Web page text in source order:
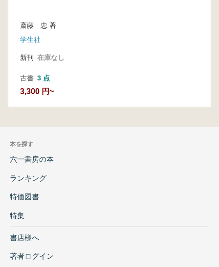
斎藤 忠 著
学生社
新刊 在庫なし
古書 3 点
3,300 円~
本を探す
六一書房の本
ランキング
特価図書
特集
書店様へ
著者ログイン